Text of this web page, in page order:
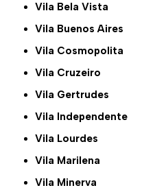
Vila Bela Vista
Vila Buenos Aires
Vila Cosmopolita
Vila Cruzeiro
Vila Gertrudes
Vila Independente
Vila Lourdes
Vila Marilena
Vila Minerva